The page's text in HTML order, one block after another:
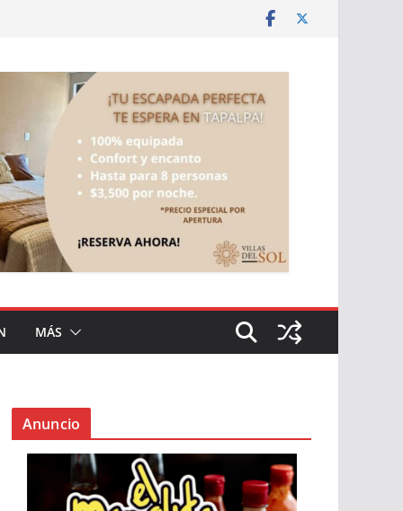
MÁS
Anuncio